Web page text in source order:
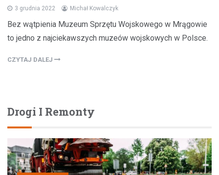
3 grudnia 2022 Michał Kowalczyk
Bez wątpienia Muzeum Sprzętu Wojskowego w Mrągowie
to jedno z najciekawszych muzeów wojskowych w Polsce.
CZYTAJ DALEJ
Drogi I Remonty